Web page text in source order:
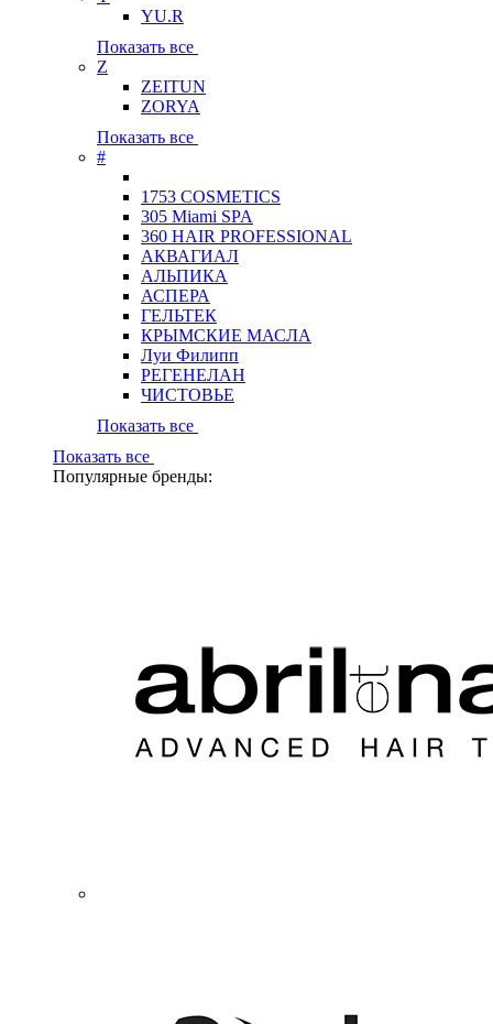
YU.R
Показать все
Z
ZEITUN
ZORYA
Показать все
#
1753 COSMETICS
305 Miami SPA
360 HAIR PROFESSIONAL
АКВАГИАЛ
АЛЬПИКА
АСПЕРА
ГЕЛЬТЕК
КРЫМСКИЕ МАСЛА
Луи Филипп
РЕГЕНЕЛАН
ЧИСТОВЬЕ
Показать все
Показать все
Популярные бренды: